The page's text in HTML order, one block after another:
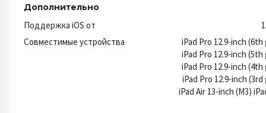
Дополнительно
Поддержка iOS от
Совместимые устройства
iPad Pro 12.9-inch
iPad Pro 12.9-inch
iPad Pro 12.9-inch
iPad Pro 12.9-inch
iPad Air 13-inch (M3)